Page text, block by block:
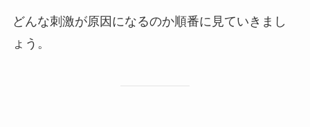
どんな刺激が原因になるのか順番に見ていきまし
ょう。